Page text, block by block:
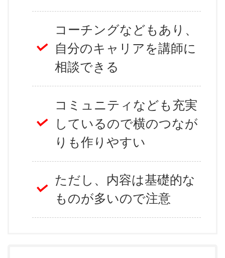
コーチングなどもあり、
自分のキャリアを講師に
相談できる
コミュニティなども充実
しているので横のつなが
りも作りやすい
ただし、内容は基礎的な
ものが多いので注意